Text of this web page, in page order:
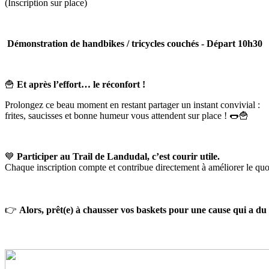
(Inscription sur place)
Démonstration de handbikes / tricycles couchés - Départ 10h30
🍟 Et après l’effort… le réconfort !
Prolongez ce beau moment en restant partager un instant convivial :
frites, saucisses et bonne humeur vous attendent sur place ! 🌭🍟
💙 Participer au Trail de Landudal, c’est courir utile.
Chaque inscription compte et contribue directement à améliorer le
👉 Alors, prêt(e) à chausser vos baskets pour une cause qui a du